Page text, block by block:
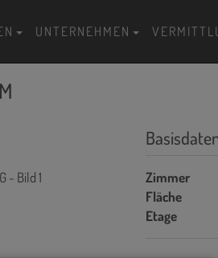
UNTERNEHMEN
Zimmer
Fläche
Etage